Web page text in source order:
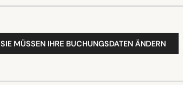
SIE MÜSSEN IHRE BUCHUNGSDATEN ÄNDERN